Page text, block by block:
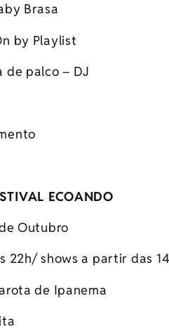
Brasa
by Playlist
de palco – DJ
ECOANDO
Outubro
22h/ shows a partir das
de Ipanema